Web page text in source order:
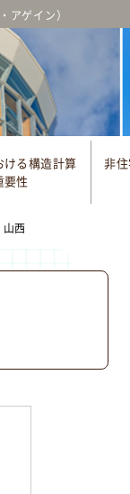
アゲイン）
る構造計算
要性
非
山西